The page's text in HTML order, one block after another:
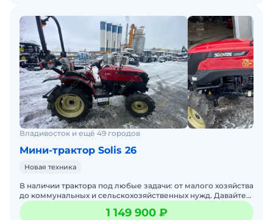
Владивосток и ещё 49 городов
Мини-трактор Solis 26
Новая техника
В наличии трактора под любые задачи: от малого хозяйства
до коммунальных и сельскохозяйственных нужд. Давайте
подберем трактор под ваши задачи — просто напи
1 149 900 ₽